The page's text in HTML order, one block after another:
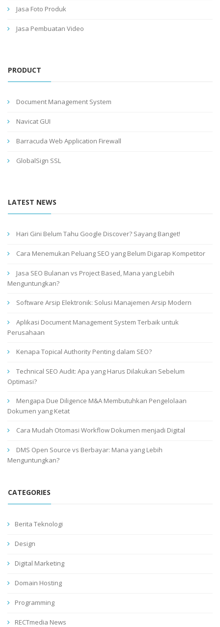
Jasa Foto Produk
Jasa Pembuatan Video
PRODUCT
Document Management System
Navicat GUI
Barracuda Web Application Firewall
GlobalSign SSL
LATEST NEWS
Hari Gini Belum Tahu Google Discover? Sayang Banget!
Cara Menemukan Peluang SEO yang Belum Digarap Kompetitor
Jasa SEO Bulanan vs Project Based, Mana yang Lebih
Menguntungkan?
Software Arsip Elektronik: Solusi Manajemen Arsip Modern
Aplikasi Document Management System Terbaik untuk
Perusahaan
Kenapa Topical Authority Penting dalam SEO?
Technical SEO Audit: Apa yang Harus Dilakukan Sebelum
Optimasi?
Mengapa Due Diligence M&A Membutuhkan Pengelolaan
Dokumen yang Ketat
Cara Mudah Otomasi Workflow Dokumen menjadi Digital
DMS Open Source vs Berbayar: Mana yang Lebih
Menguntungkan?
CATEGORIES
Berita Teknologi
Design
Digital Marketing
Domain Hosting
Programming
RECTmedia News